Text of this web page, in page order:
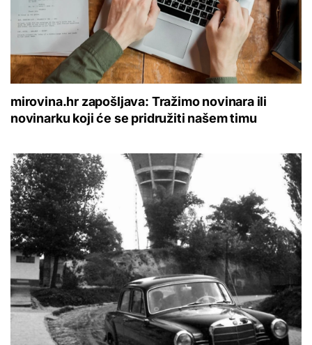
mirovina.hr zapošljava: Tražimo novinara ili
novinarku koji će se pridružiti našem timu